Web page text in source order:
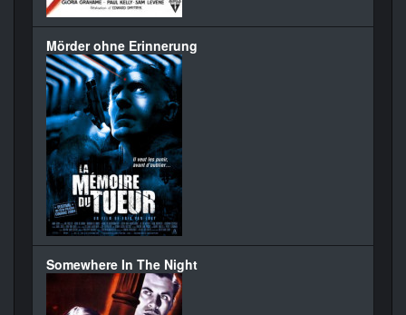
Mörder ohne Erinnerung
Somewhere In The Night